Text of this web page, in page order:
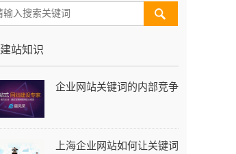
建站知识
企业网站关键词的内部竞争
上海企业网站如何让关键词